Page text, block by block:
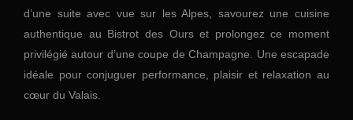
d’une suite avec vue sur les Alpes, savourez une cuisine
authentique au Bistrot des Ours et prolongez ce moment
privilégié autour d’une coupe de Champagne. Une escapade
idéale pour conjuguer performance, plaisir et relaxation au
cœur du Valais.